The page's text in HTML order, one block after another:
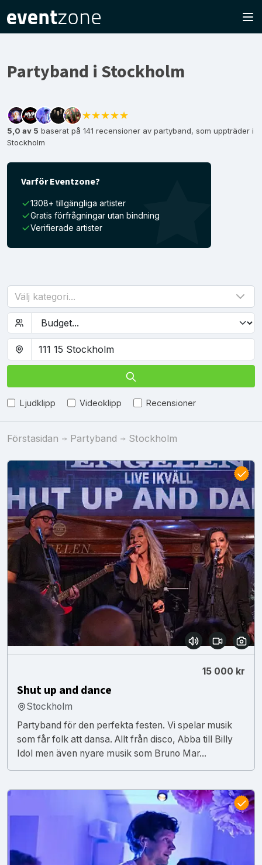
Partyband i Stockholm
★★★★★
5,0 av 5 baserat på 141 recensioner av partyband, som uppträder i
Stockholm
Varför Eventzone?
1308+ tillgängliga artister
Gratis förfrågningar utan bindning
Verifierade artister
Välj kategori...
Ljudklipp Videoklipp Recensioner
Förstasidan Partyband Stockholm
15 000 kr
Shut up and dance
Stockholm
Partyband för den perfekta festen. Vi spelar musik
som får folk att dansa. Allt från disco, Abba till Billy
Idol men även nyare musik som Bruno Mar...